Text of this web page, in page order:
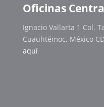
Oficinas
Ignacio Vallarta 1 Col.
Cuauhtémoc, México
aquí